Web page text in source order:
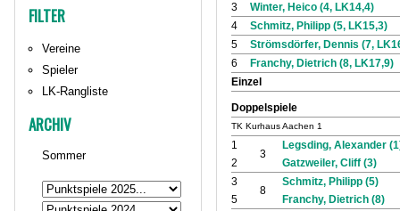
FILTER
Vereine
Spieler
LK-Rangliste
ARCHIV
Sommer
3
Winter, Heico (4, LK14,4)
4
Schmitz, Philipp (5, LK15,3)
5
Strömsdörfer, Dennis (7,
6
Franchy, Dietrich (8, LK17,9)
Einzel
Doppelspiele
TK Kurhaus Aachen 1
1
2
3
Legsding, Alexander
Gatzweiler, Cliff (3)
3
5
8
Schmitz, Philipp (5)
Franchy, Dietrich (8)